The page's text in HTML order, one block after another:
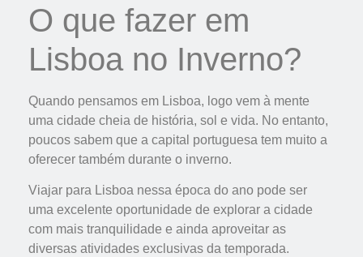
O que fazer em
Lisboa no Inverno?
Quando pensamos em Lisboa, logo vem à mente
uma cidade cheia de história, sol e vida. No entanto,
poucos sabem que a capital portuguesa tem muito a
oferecer também durante o inverno.
Viajar para Lisboa nessa época do ano pode ser
uma excelente oportunidade de explorar a cidade
com mais tranquilidade e ainda aproveitar as
diversas atividades exclusivas da temporada.